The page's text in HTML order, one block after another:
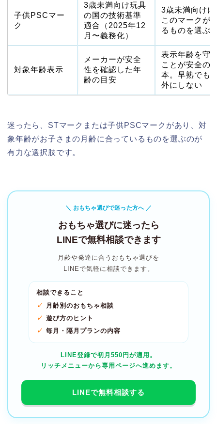
子供PSCマー
ク
3歳未満向け玩具
の国の技術基準
適合（2025年12
月〜義務化）
3歳未満向けに
このマークが
るものを選ぶ
対象年齢表示
メーカーが安全
性を確認した年
齢の目安
表示年齢を守
ことが安全の
本。早熟でも
外にしない
迷ったら、STマークまたは子供PSCマークがあり、対
象年齢がお子さまの月齢に合っているものを選ぶのが
有力な選択肢です。
＼ おもちゃ選びで迷った方へ ／
おもちゃ選びに迷ったら
LINEで無料相談できます
月齢や発達に合うおもちゃ選びを
LINEで気軽に相談できます。
相談できること
月齢別のおもちゃ相談
遊び方のヒント
毎月・隔月プランの内容
LINE登録で初月550円が適用。
リッチメニューから専用ページへ進めます。
LINEで無料相談する